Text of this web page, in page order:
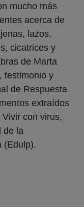
mucho más
acerca de
lazos,
cicatrices y
de Marta
testimonio y
de Respuesta
extraídos
con virus,
de la
(Edulp).